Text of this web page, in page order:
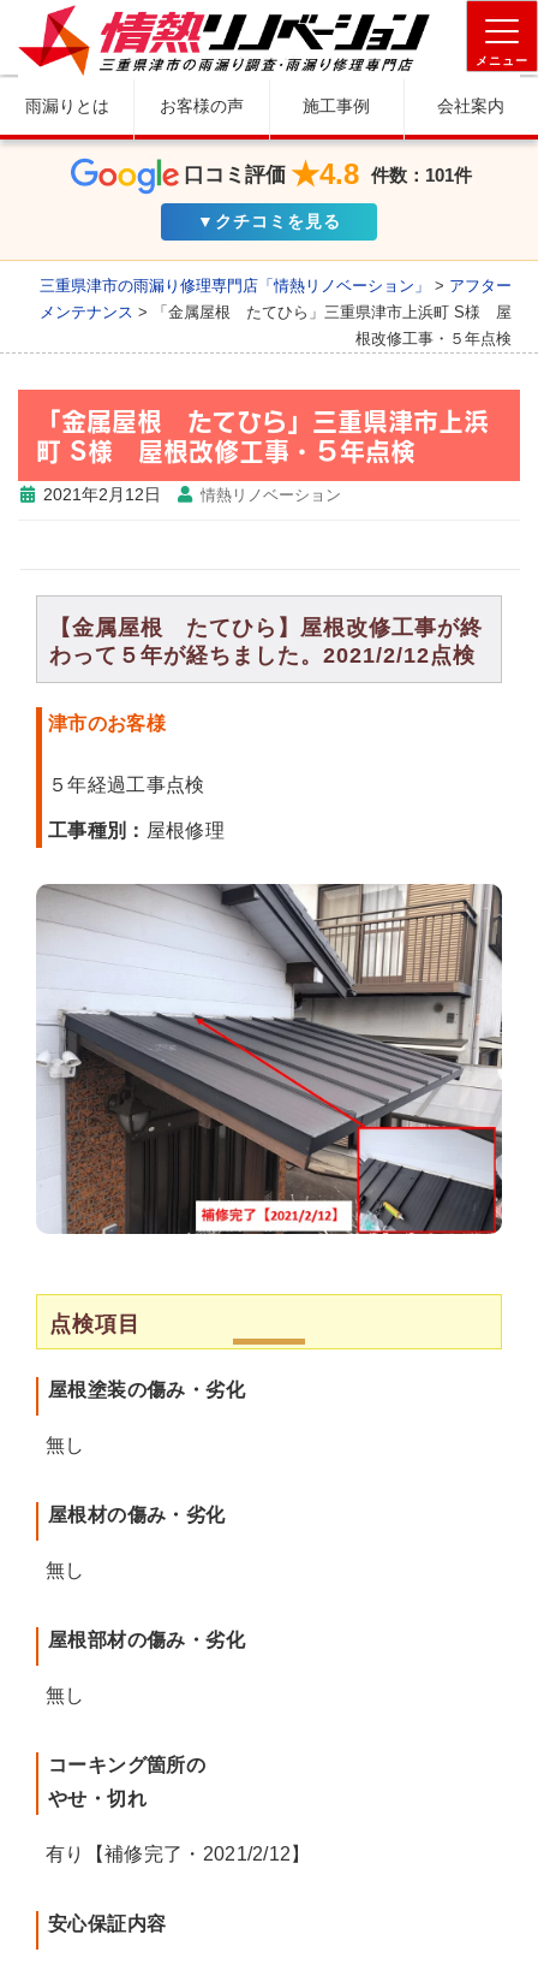
メニュー
雨漏りとは お客様の声 施工事例 会社案内
口コミ評価 ★4.8 件数：101件
▼クチコミを見る
三重県津市の雨漏り修理専門店「情熱リノベーション」 > アフター
メンテナンス >
「金属屋根 たてひら」三重県津市上浜町 S様 屋
根改修工事・５年点検
「金属屋根 たてひら」三重県津市上浜
町 S様 屋根改修工事・５年点検
2021年2月12日 情熱リノベーション
【金属屋根 たてひら】屋根改修工事が終
わって５年が経ちました。2021/2/12点検
津市のお客様
５年経過工事点検
工事種別： 屋根修理
点検項目
屋根塗装の傷み・劣化
無し
屋根材の傷み・劣化
無し
屋根部材の傷み・劣化
無し
コーキング箇所の
やせ・切れ
有り【補修完了・2021/2/12】
安心保証内容